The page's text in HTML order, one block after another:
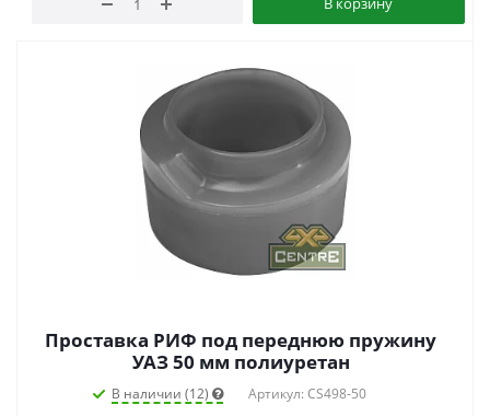
Проставка РИФ под переднюю пружину
УАЗ 50 мм полиуретан
В наличии (12) Артикул: CS498-50